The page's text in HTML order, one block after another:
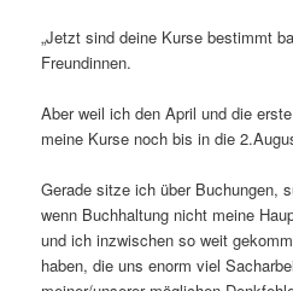
„Jetzt sind deine Kurse bestimmt
Freundinnen.
Aber weil ich den April und die
meine Kurse noch bis in die
Gerade sitze ich über Buchungen,
wenn Buchhaltung nicht meine
und ich inzwischen so weit
haben, die uns enorm viel